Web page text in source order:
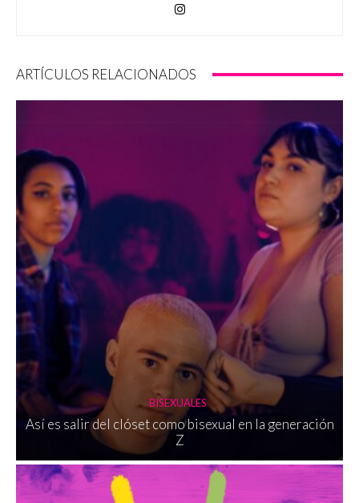
ARTÍCULOS RELACIONADOS
BISEXUALES
Así es salir del clóset como bisexual en la generación
Z